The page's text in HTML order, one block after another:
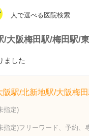
人で選べる医院検索
/大阪梅田駅/梅田駅/
ました
阪駅/北新地駅/大阪梅
指定)
指定)フリーワード、予約、